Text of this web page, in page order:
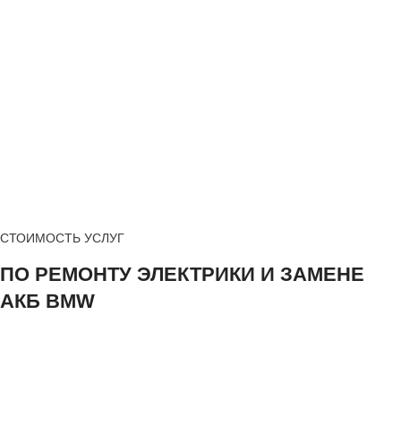
СТОИМОСТЬ УСЛУГ
ПО РЕМОНТУ ЭЛЕКТРИКИ И ЗАМЕНЕ
АКБ BMW